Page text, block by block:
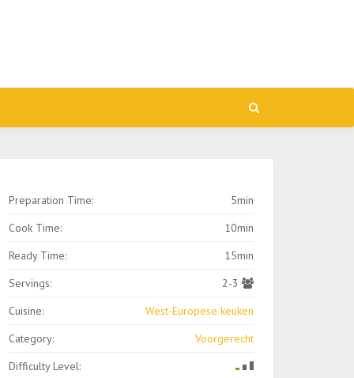
Preparation Time:
5min
Cook Time:
10min
Ready Time:
15min
Servings:
2-3
Cuisine:
West-Europese keuken
Category:
Voorgerecht
Difficulty Level: